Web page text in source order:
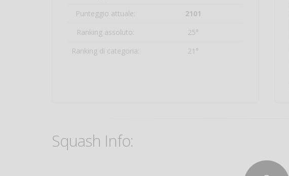
Punteggio attuale:
2101
Ranking assoluto:
25°
Ranking di categoria:
21°
Squash Info: